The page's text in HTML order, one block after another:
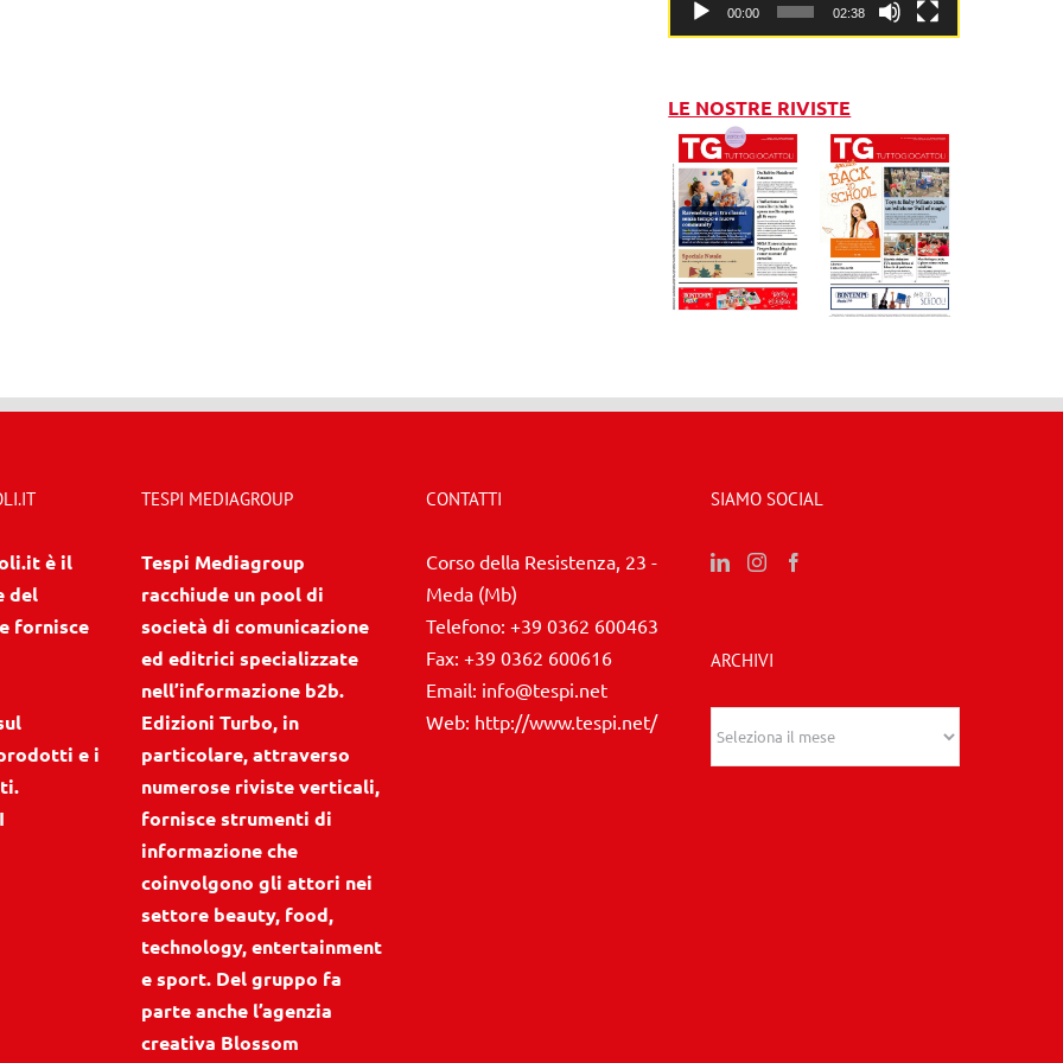
00:00 02:38
LE NOSTRE RIVISTE
è il
del
fornisce
e i
TESPI MEDIAGROUP
Tespi Mediagroup
racchiude un pool di
società di comunicazione
ed editrici specializzate
nell’informazione b2b.
Edizioni Turbo, in
particolare, attraverso
numerose riviste verticali,
fornisce strumenti di
informazione che
coinvolgono gli attori nei
settore beauty, food,
technology, entertainment
e sport. Del gruppo fa
parte anche l’agenzia
creativa Blossom
CONTATTI
Corso della Resistenza, 23 -
Meda (Mb)
Telefono: +39 0362 600463
Fax: +39 0362 600616
Email: info@tespi.net
Web: http://www.tespi.net/
SIAMO SOCIAL
ARCHIVI